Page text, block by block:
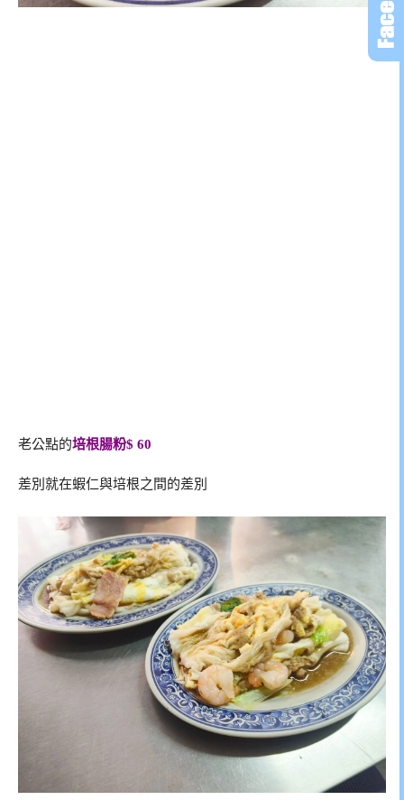
老公點的培根腸粉$ 60
差別就在蝦仁與培根之間的差別